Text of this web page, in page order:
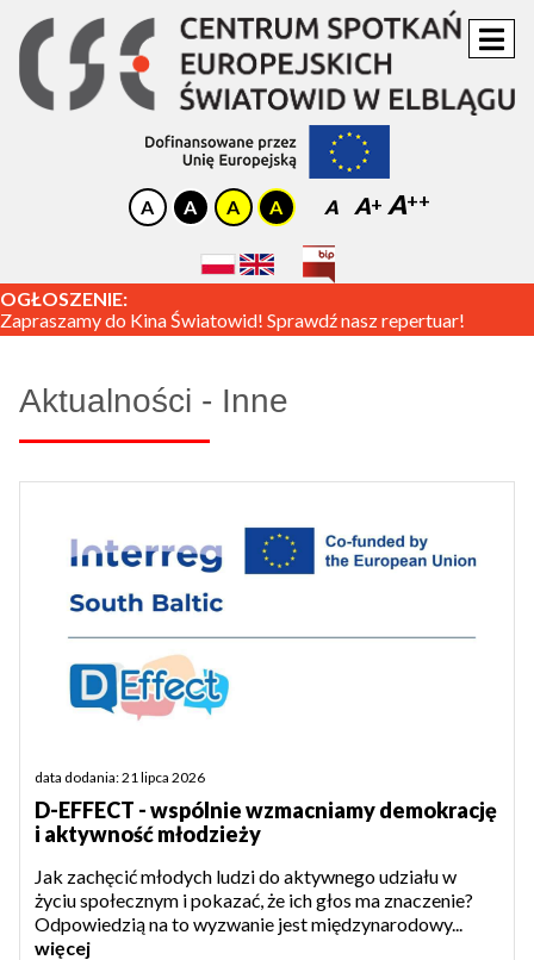
A A A
OGŁOSZENIE:
Zapraszamy do Kina Światowid! Sprawdź nasz repertuar!
Aktualności - Inne
data dodania: 21 lipca 2026
D-EFFECT - wspólnie wzmacniamy demokrację
i aktywność młodzieży
Jak zachęcić młodych ludzi do aktywnego udziału w
życiu społecznym i pokazać, że ich głos ma znaczenie?
Odpowiedzią na to wyzwanie jest międzynarodowy...
więcej